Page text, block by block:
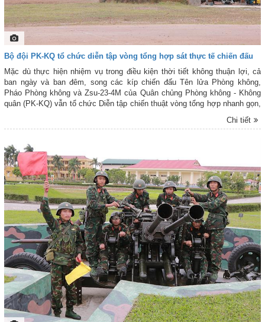
Bộ đội PK-KQ tổ chức diễn tập vòng tổng hợp sát thực tế chiến đấu
Mặc dù thực hiện nhiệm vụ trong điều kiện thời tiết không thuận lợi, cả
ban ngày và ban đêm, song các kíp chiến đấu Tên lửa Phòng không,
Pháo Phòng không và Zsu-23-4M của Quân chủng Phòng không - Không
quân (PK-KQ) vẫn tổ chức Diễn tập chiến thuật vòng tổng hợp nhanh gọn,
chính xác, đúng thứ tự, đủ nội dung các bước sát thực tế chiến đấu, bảo
đảm an toàn tuyệt đối về mọi mặt; đồng thời tổ chức làm công tác chuẩn
trình độ, khả năng cơ động chiến đấu trên các loại địa hình trong điều kiện
ban ngày và ban đêm; khả năng chỉ huy, điều hành tác chiến của các phân
đội hỏa lực phòng không trong tình huống chiến tranh hiện đại.
Chi tiết